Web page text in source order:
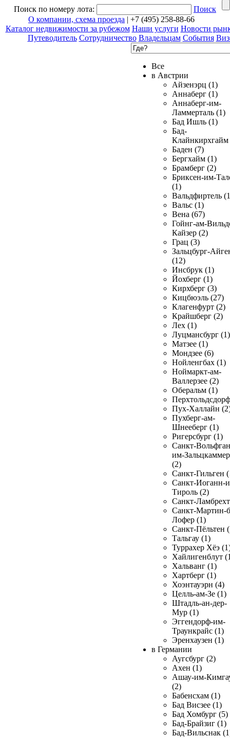
Поиск по номеру лота:
Поиск
О компании, схема проезда | +7 (495) 258-88-66
Каталог недвижимости за рубежом Наши услуги Новости
Путеводитель Сотрудничество Владельцам События
Все
в Австрии
Айзенэрц (1)
Аннаберг (1)
Аннаберг-им-
Ламмерталь (1)
Бад Ишль (1)
Бад-
Клайнкирхгайм
Баден (7)
Бергхайм (1)
Брамберг (2)
Бриксен-им-
(1)
Вальдфиртель
Вальс (1)
Вена (67)
Гойнг-ам-
Кайзер (2)
Грац (3)
Зальцбург-
(12)
Инсбрук (1)
Йохберг (1)
Кирхберг (3)
Кицбюэль (27)
Клагенфурт (2)
Крайшберг (2)
Лех (1)
Луцмансбург (1)
Матзее (1)
Мондзее (6)
Нойленгбах (1)
Ноймаркт-ам-
Валлерзее (2)
Оберальм (1)
Пух-Халлайн
Пухберг-ам-
Шнееберг (1)
Ригерсбург (1)
Санкт-
им-
(2)
Санкт-Гильген
Санкт-Иоганн-
Тироль (2)
Санкт-
Санкт-Мартин-
Лофер (1)
Санкт-Пёльтен
Тальгау (1)
Туррахер Хёэ
Хайлигенблут
Хальванг (1)
Хартберг (1)
Хоэнтауэрн (4)
Целль-ам-Зе (1)
Штадль-ан-дер-
Мур (1)
Эггендорф-им-
Траункрайс (1)
Эренхаузен (1)
в Германии
Аугсбург (2)
Ахен (1)
Ашау-им-
(2)
Бабенсхам (1)
Бад Висзее (1)
Бад Хомбург (5)
Бад-Брайзиг (1)
Бад-Вильснак